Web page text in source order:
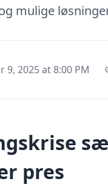
mulige
9, 2025 at 8:00 PM
pres